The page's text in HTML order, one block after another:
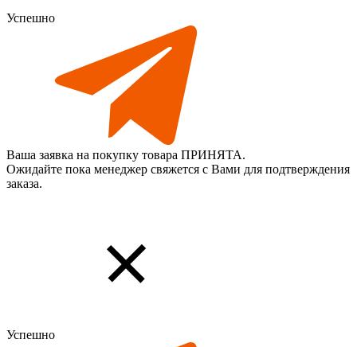
Успешно
Ваша заявка на покупку товара ПРИНЯТА.
Ожидайте пока менеджер свяжется с Вами для подтверждения
заказа.
Успешно